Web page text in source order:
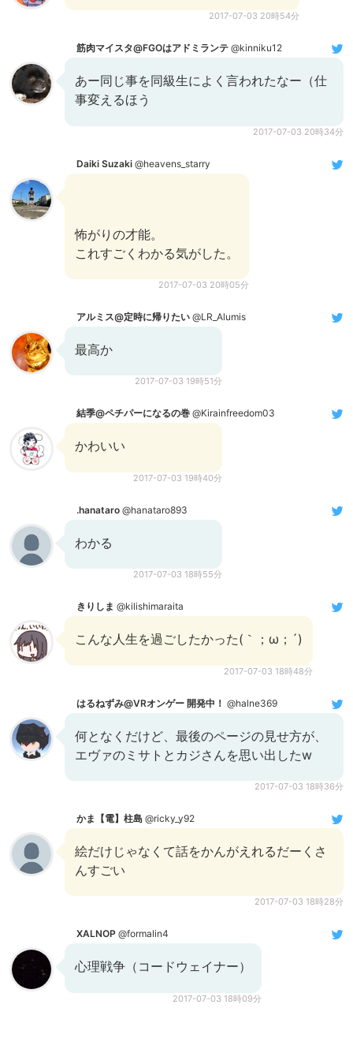
2017-07-03 20時54分
筋肉マイスタ@FGOはアドミランテ @kinniku12
あー同じ事を同級生によく言われたなー（仕
事変えるほう
2017-07-03 20時34分
Daiki Suzaki @heavens_starry
怖がりの才能。
これすごくわかる気がした。
2017-07-03 20時05分
アルミス@定時に帰りたい @LR_Alumis
最高か
2017-07-03 19時51分
結季@ペチパーになるの巻 @Kirainfreedom03
かわいい
2017-07-03 19時40分
.hanataro @hanataro893
わかる
2017-07-03 18時55分
きりしま @kilishimaraita
こんな人生を過ごしたかった(｀；ω；´)
2017-07-03 18時48分
はるねずみ@VRオンゲー 開発中！ @halne369
何となくだけど、最後のページの見せ方が、
エヴァのミサトとカジさんを思い出したw
2017-07-03 18時36分
かま【電】柱島 @ricky_y92
絵だけじゃなくて話をかんがえれるだーくさ
んすごい
2017-07-03 18時28分
XALNOP @formalin4
心理戦争（コードウェイナー）
2017-07-03 18時09分